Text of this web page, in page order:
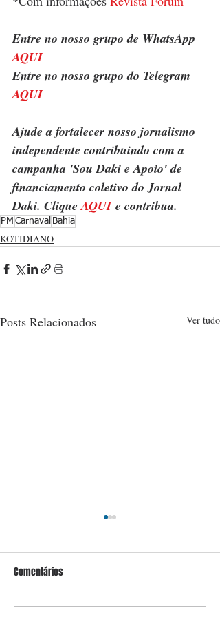
Entre no nosso grupo de WhatsApp
AQUI
Entre no nosso grupo do Telegram
AQUI
Ajude a fortalecer nosso jornalismo
independente contribuindo com a
campanha 'Sou Daki e Apoio' de
financiamento coletivo do Jornal
Daki. Clique AQUI e contribua.
PM Carnaval Bahia
KOTIDIANO
Posts Relacionados Ver tudo
Comentários